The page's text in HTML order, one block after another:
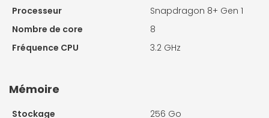
Processeur
Snapdragon 8+ Gen 1
Nombre de core
8
Fréquence CPU
3.2 GHz
Mémoire
Stockage
256 Go